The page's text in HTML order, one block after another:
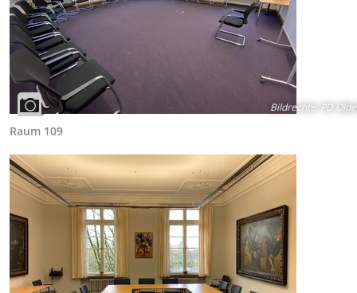
Bildrechte: PD
Raum 109